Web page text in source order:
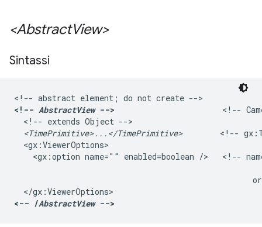
<AbstractView>
Sintassi
<!-- AbstractView -->
<!--
  <!-- extends
Object -->
<TimePrimitive>...</TimePrimitive>
<!--
  <gx:ViewerOptions>
<gx:option name="" enabled=boolean />   <!--
<-- /AbstractView -->